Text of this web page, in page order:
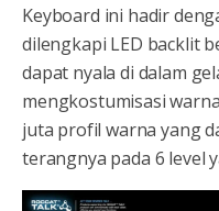
Keyboard ini hadir
dilengkapi LED backlit
dapat nyala di dalam
mengkostumisasi
juta profil warna yang
terangnya pada 6 level